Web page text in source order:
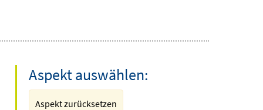
Aspekt auswählen:
Aspekt zurücksetzen